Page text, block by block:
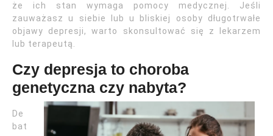
że ich stan wymaga pomocy medycznej. Jeśli
zauważasz u siebie lub u bliskiej osoby długotrwałe
objawy depresji, warto skonsultować się z lekarzem
lub terapeutą.
Czy depresja to choroba
genetyczna czy nabyta?
De
bat